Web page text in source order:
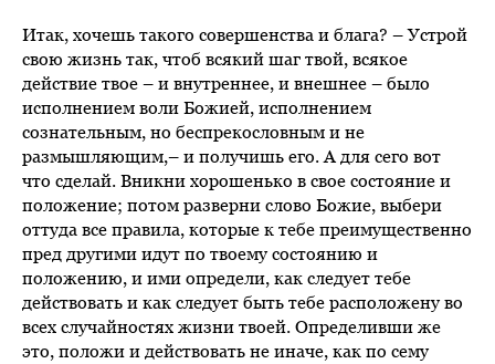
Итак, хочешь такого совершенства и блага? – Устрой
свою жизнь так, чтоб всякий шаг твой, всякое
действие твое – и внутреннее, и внешнее – было
исполнением воли Божией, исполнением
сознательным, но беспрекословным и не
размышляющим,– и получишь его. А для сего вот
что сделай. Вникни хорошенько в свое состояние и
положение; потом разверни слово Божие, выбери
оттуда все правила, которые к тебе преимущественно
пред другими идут по твоему состоянию и
положению, и ими определи, как следует тебе
действовать и как следует быть тебе расположену во
всех случайностях жизни твоей. Определивши же
это, положи и действовать не иначе, как по сему